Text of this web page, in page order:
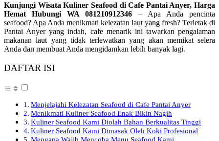
Kunjungi Wisata Kuliner Seafood di Cafe Pantai Anyer, Harga
Hemat Hubungi WA 081210912346 – Apa Anda pencinta
seafood? Apa Anda menikmati kelezatan laut yang fresh? Terletak di
Pantai Anyer yang indah, cafe menarik ini tawarkan pengalaman
makanan laut yang tidak terlewatkan yang akan memikat selera
Anda dan membuat Anda mengidamkan lebih banyak lagi.
DAFTAR ISI
Menjelajahi Kelezatan Seafood di Cafe Pantai Anyer
Menikmati Kuliner Seafood Enak Bikin Nagih
Kuliner Seafood Kami Diolah Bahan Berkualitas Tinggi
Kuliner Seafood Kami Dimasak Oleh Koki Profesional